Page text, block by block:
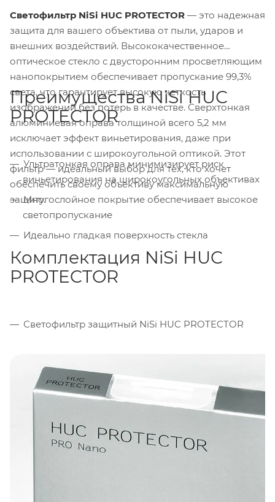
Светофильтр NiSi HUC PROTECTOR — это надежная
защита для вашего объектива от пыли, ударов и
внешних воздействий. Высококачественное
оптическое стекло с двусторонним просветляющим
нанопокрытием обеспечивает пропускание 99,3%
света, что гарантирует высокую четкость
изображений без потерь в качестве. Сверхтонкая
алюминиевая оправа толщиной всего 5,2 мм
исключает эффект виньетирования, даже при
использовании с широкоугольной оптикой. Этот
фильтр — идеальный выбор для тех, кто хочет
обеспечить своему объективу максимальную
защиту.
Преимущества NiSi HUC
PROTECTOR
Ультратонкая оправа минимизирует риск
виньетирования на широкоугольных объективах
Многослойное покрытие обеспечивает высокое
светопропускание
Идеально гладкая поверхность стекла
Комплектация NiSi HUC
PROTECTOR
Светофильтр защитный NiSi HUC PROTECTOR